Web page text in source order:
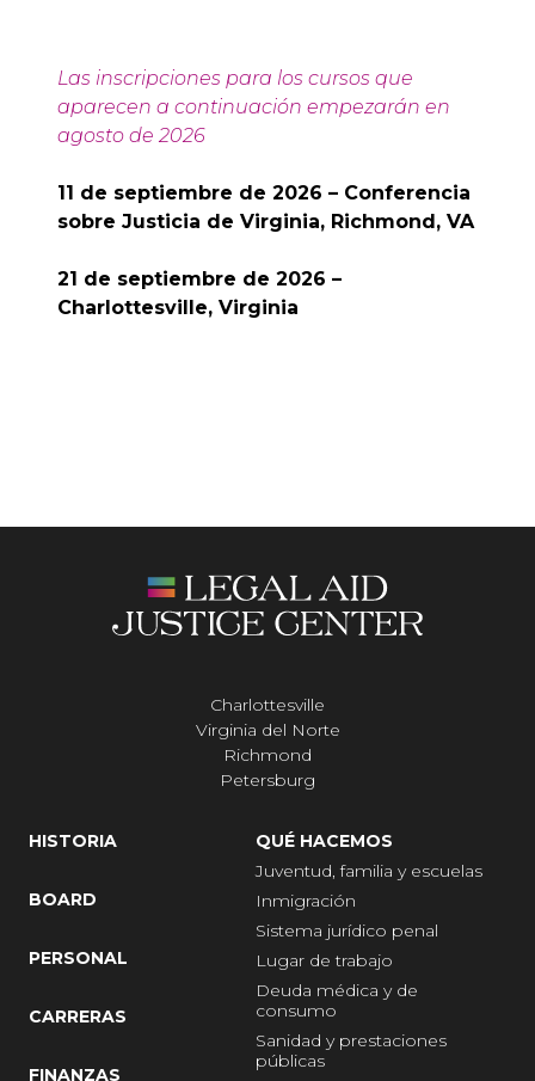
Las inscripciones para los cursos que
aparecen a continuación empezarán en
agosto de 2026
11 de septiembre de 2026 – Conferencia
sobre Justicia de Virginia, Richmond, VA
21 de septiembre de 2026 –
Charlottesville, Virginia
Charlottesville
Virginia del Norte
Richmond
Petersburg
HISTORIA
BOARD
PERSONAL
CARRERAS
FINANZAS
QUÉ HACEMOS
Juventud, familia y escuelas
Inmigración
Sistema jurídico penal
Lugar de trabajo
Deuda médica y de
consumo
Sanidad y prestaciones
públicas